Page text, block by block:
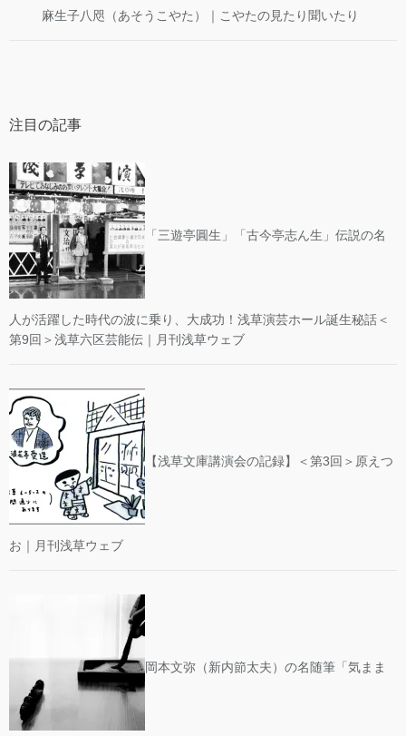
麻生子八咫（あそうこやた）｜こやたの見たり聞いたり
注目の記事
「三遊亭圓生」「古今亭志ん生」伝説の名
人が活躍した時代の波に乗り、大成功！浅草演芸ホール誕生秘話＜
第9回＞浅草六区芸能伝｜月刊浅草ウェブ
【浅草文庫講演会の記録】＜第3回＞原えつ
お｜月刊浅草ウェブ
岡本文弥（新内節太夫）の名随筆「気まま